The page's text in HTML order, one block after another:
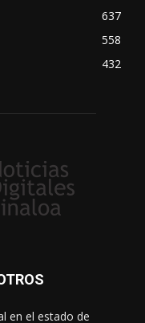
637
558
432
en el estado de